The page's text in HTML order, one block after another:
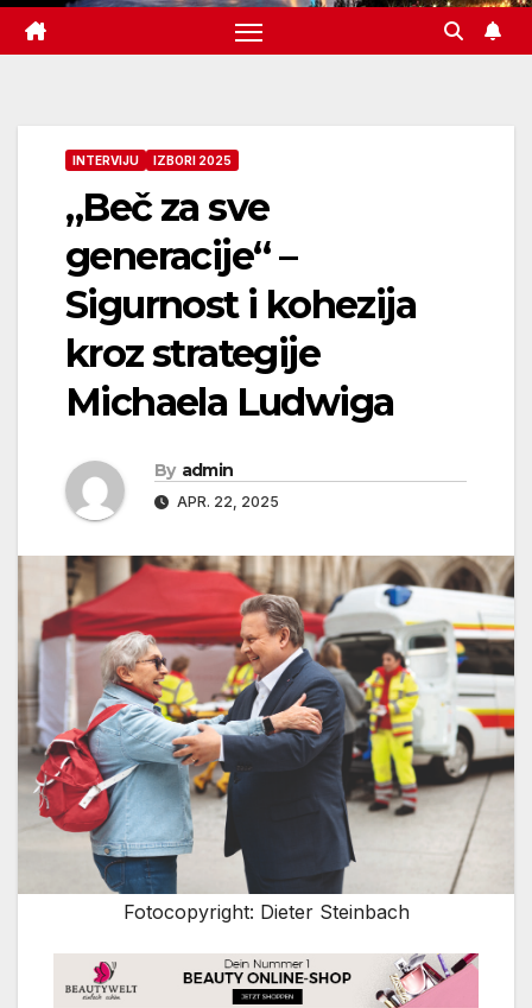
INTERVIJU IZBORI 2025
„Beč za sve
generacije“ –
Sigurnost i kohezija
kroz strategije
Michaela Ludwiga
By admin
APR. 22, 2025
Fotocopyright: Dieter Steinbach